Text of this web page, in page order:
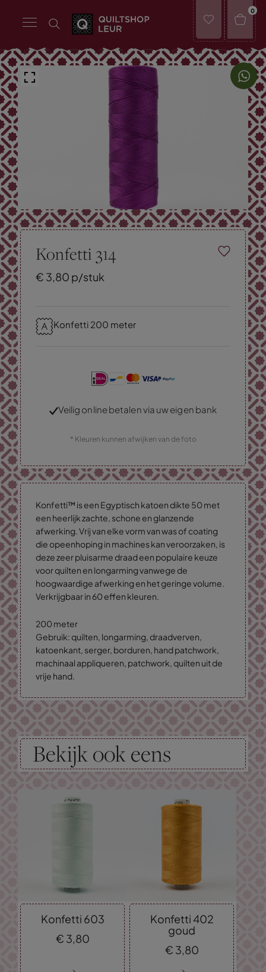
0
Konfetti 314
€ 3,80 p/stuk
Konfetti 200 meter
Veilig online betalen via uw eigen bank
* Kleuren kunnen afwijken van de foto
Konfetti™ is een Egyptisch katoen dikte 50 met
een heerlijk zachte, schone en glanzende
afwerking. Vrij van elke vorm van was of coating
die opeenhoping in machines kan veroorzaken, is
deze zeer pluisarme draad een populaire keuze
voor quilten en longarming vanwege de
hoogwaardige afwerking en het geringe volume.
Verkrijgbaar in 60 effen kleuren.
200 meter
Gebruik: quilten, longarming, draadverven,
katoenkant, serger, borduren, hand patchwork,
machinaal appliqueren, patchwork, quilten uit de
vrije hand.
Bekijk ook eens
Konfetti 603
€ 3,80
Konfetti 402
goud
€ 3,80